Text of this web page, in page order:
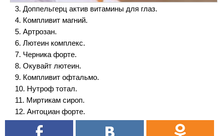
Доппельгерц актив витамины для глаз.
Компливит магний.
Артрозан.
Лютеин комплекс.
Черника форте.
Окувайт лютеин.
Компливит офтальмо.
Нутроф тотал.
Миртикам сироп.
Антоциан форте.